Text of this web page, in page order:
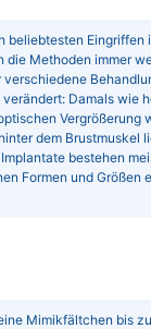
beliebtesten Eingriffen
die Methoden immer
Damals wie
Vergrößerung
dem Brustmuskel
bestehen
Formen und Größen
Mimikfältchen bis